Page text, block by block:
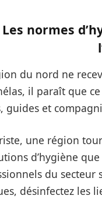
Les normes
du nord ne
il paraît que
guides et
une région
d’hygiène
du secteur
désinfectez les